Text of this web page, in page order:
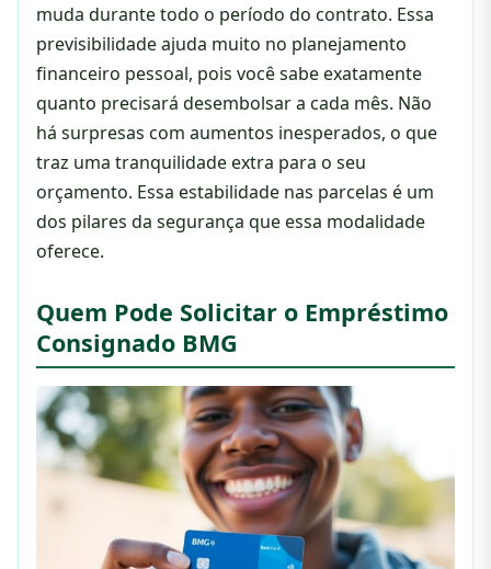
muda durante todo o período do contrato. Essa
previsibilidade ajuda muito no planejamento
financeiro pessoal, pois você sabe exatamente
quanto precisará desembolsar a cada mês. Não
há surpresas com aumentos inesperados, o que
traz uma tranquilidade extra para o seu
orçamento. Essa estabilidade nas parcelas é um
dos pilares da segurança que essa modalidade
oferece.
Quem Pode Solicitar o Empréstimo
Consignado BMG